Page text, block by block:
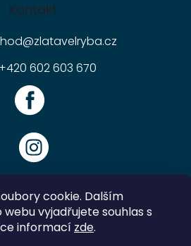
cookie. Dalším
vyjadřujete souhlas s
informací zde.
Kontakt
@zlatavelryba.cz
+420 602 603 670